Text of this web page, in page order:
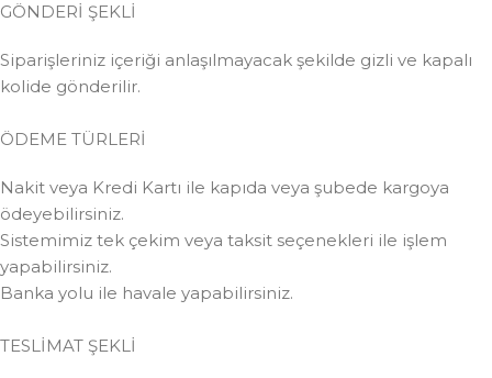
GÖNDERİ ŞEKLİ
Siparişleriniz içeriği anlaşılmayacak şekilde gizli ve kapalı
kolide gönderilir.
ÖDEME TÜRLERİ
Nakit veya Kredi Kartı ile kapıda veya şubede kargoya
ödeyebilirsiniz.
Sistemimiz tek çekim veya taksit seçenekleri ile işlem
yapabilirsiniz.
Banka yolu ile havale yapabilirsiniz.
TESLİMAT ŞEKLİ